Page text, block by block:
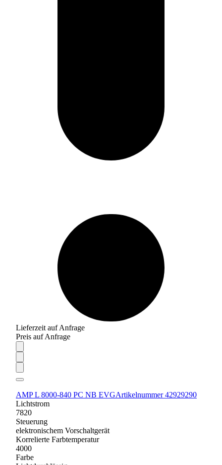
Lieferzeit auf Anfrage
Preis auf Anfrage
AMP L 8000-840 PC NB EVGArtikelnummer 42929290
Lichtstrom
7820
Steuerung
elektronischem Vorschaltgerät
Korrelierte Farbtemperatur
4000
Farbe